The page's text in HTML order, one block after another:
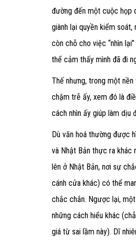
đường đến một cuộc họp
giành lại quyền kiểm
còn chỗ cho việc “nhìn
thể cảm thấy mình đã đi
Thế nhưng, trong một
chậm trễ ấy, xem đó là
cách nhìn ấy giúp làm dịu
Dù văn hoá thường được
và Nhật Bản thực ra khác
lên ở Nhật Bản, nơi sự
cánh cửa khác) có thể
chắc chắn. Ngược lại,
những cách hiểu khác
giá từ sai lầm này). Dĩ